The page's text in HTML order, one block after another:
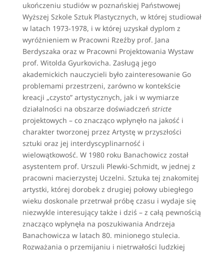
ukończeniu studiów w poznańskiej Państwowej
Wyższej Szkole Sztuk Plastycznych, w której studiował
w latach 1973-1978, i w której uzyskał dyplom z
wyróżnieniem w Pracowni Rzeźby prof. Jana
Berdyszaka oraz w Pracowni Projektowania Wystaw
prof. Witolda Gyurkovicha. Zasługą jego
akademickich nauczycieli było zainteresowanie Go
problemami przestrzeni, zarówno w kontekście
kreacji „czysto” artystycznych, jak i w wymiarze
działalności na obszarze doświadczeń stricte
projektowych – co znacząco wpłynęło na jakość i
charakter tworzonej przez Artystę w przyszłości
sztuki oraz jej interdyscyplinarność i
wielowątkowość. W 1980 roku Banachowicz został
asystentem prof. Urszuli Plewki-Schmidt, w jednej z
pracowni macierzystej Uczelni. Sztuka tej znakomitej
artystki, której dorobek z drugiej połowy ubiegłego
wieku doskonale przetrwał próbę czasu i wydaje się
niezwykle interesujący także i dziś – z całą pewnością
znacząco wpłynęła na poszukiwania Andrzeja
Banachowicza w latach 80. minionego stulecia.
Rozważania o przemijaniu i nietrwałości ludzkiej